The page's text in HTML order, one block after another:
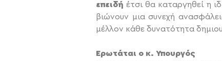
επειδή έτσι θα καταργηθεί η
βιώνουν μια συνεχή
μέλλον κάθε δυνατότητα
Ερωτάται ο κ. Υπουργός